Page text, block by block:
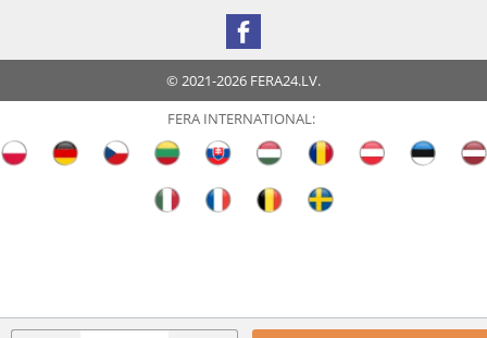
© 2021-2026 FERA24.LV.
FERA INTERNATIONAL: